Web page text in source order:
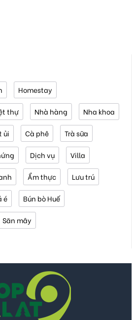
Homestay
thự Nhà hàng Nha khoa
ủi Cà phê Trà sữa
Dịch vụ Villa
Ẩm thực Lưu trú
é Bún bò Huế
Săn mây